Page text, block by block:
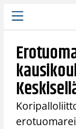
Siirry
sisältöön